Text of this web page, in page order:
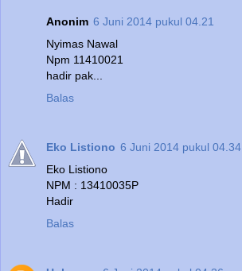
Anonim 6 Juni 2014 pukul 04.21
Nyimas Nawal
Npm 11410021
hadir pak...
Balas
Eko Listiono 6 Juni 2014 pukul 04.34
Eko Listiono
NPM : 13410035P
Hadir
Balas